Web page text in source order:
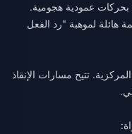
للقيام بحركات عمودية هجومية.
قيمة هائلة لموهبة "رد الفعل
تتيح مسارات الإنقاذ